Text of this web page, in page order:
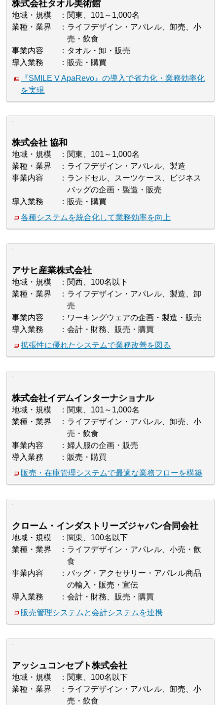
株式会社タオル美術館
地域・規模
関東、101～1,000名
業種・業界
ライフデザイン・アパレル、卸売、小
売・飲食
事業内容
タオル・卸・販売
導入業務
販売・購買
『SMILE V ApaRevo』の導入で省力化・業務効率化
を実現
株式会社 協和
地域・規模
関東、101～1,000名
業種・業界
ライフデザイン・アパレル、製造
事業内容
ランドセル、スーツケース、ビジネス
バッグの企画・製造・販売
導入業務
販売・購買
各種システムを統合化して業務効率を向上
アサヒ産業株式会社
地域・規模
関西、100名以下
業種・業界
ライフデザイン・アパレル、製造、卸
売
事業内容
ワーキングウェアの企画・製造・販売
導入業務
会計・財務、販売・購買
拡張性に優れたシステムで業務改善を図る
株式会社イデムインターナショナル
地域・規模
関東、101～1,000名
業種・業界
ライフデザイン・アパレル、卸売、小
売・飲食
事業内容
婦人服の企画・販売
導入業務
販売・購買
販売・在庫管理システムで最適な業務フローを構築
クローム・インダストリーズジャパン合同会社
地域・規模
関東、100名以下
業種・業界
ライフデザイン・アパレル、小売・飲
食
事業内容
バッグ・アクセサリー・アパレル商品
の輸入・販売・宣伝
導入業務
会計・財務、販売・購買
販売管理システムと会計システムを連携
アッシュコンセプト株式会社
地域・規模
関東、100名以下
業種・業界
ライフデザイン・アパレル、卸売、小
売・飲食